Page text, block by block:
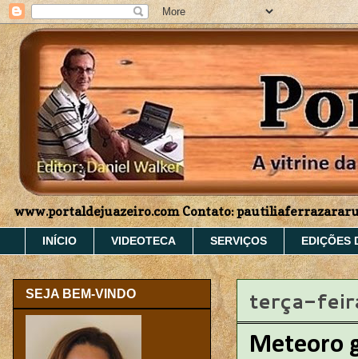
www.portaldejuazeiro.com Contato:
INÍCIO VIDEOTECA SERVIÇOS EDIÇÕES
terça-
Meteoro
SEJA BEM-VINDO